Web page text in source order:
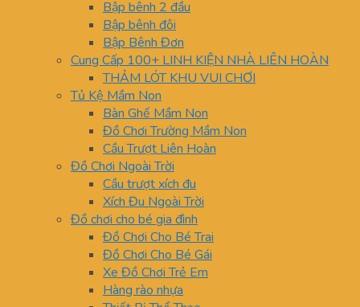
Bập bênh 2 đầu
Bập bênh đôi
Bập Bênh Đơn
Cung Cấp 100+ LINH KIỆN NHÀ LIÊN HOÀN
THẢM LÓT KHU VUI CHƠI
Tủ Kệ Mầm Non
Bàn Ghế Mầm Non
Đồ Chơi Trường Mầm Non
Cầu Trượt Liên Hoàn
Đồ Chơi Ngoài Trời
Cầu trượt xích đu
Xích Đu Ngoài Trời
Đồ chơi cho bé gia đình
Đồ Chơi Cho Bé Trai
Đồ Chơi Cho Bé Gái
Xe Đồ Chơi Trẻ Em
Hàng rào nhựa